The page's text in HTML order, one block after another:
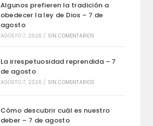
Algunos prefieren la tradición a
obedecer la ley de Dios – 7 de
agosto
AGOSTO 7, 2026 / SIN COMENTARIOS
La irrespetuosidad reprendida – 7
de agosto
AGOSTO 7, 2026 / SIN COMENTARIOS
Cómo descubrir cuál es nuestro
deber – 7 de agosto